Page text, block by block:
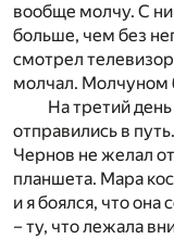
вообще молчу. С
больше, чем без
смотрел
молчал. Молчуном
На третий
отправились в
Чернов не желал
планшета. Мара
и я боялся, что она
– ту, что лежала